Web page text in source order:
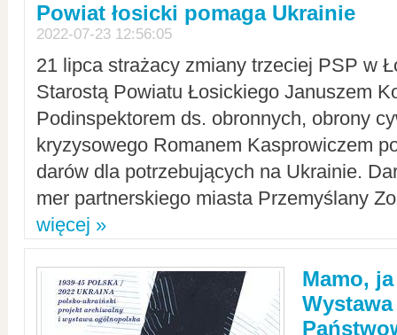
Powiat łosicki pomaga Ukrainie
2022-07-23 12:56:05
21 lipca strażacy zmiany trzeciej PSP w
Starostą Powiatu Łosickiego Januszem
Podinspektorem ds. obronnych, obrony
kryzysowego Romanem Kasprowiczem
darów dla potrzebujących na Ukrainie.
mer partnerskiego miasta Przemyślany
więcej »
Mamo,